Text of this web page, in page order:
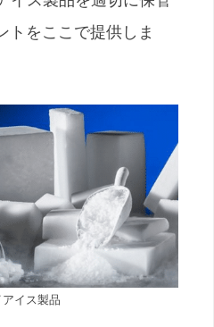
トをここで提供しま
アイス製品